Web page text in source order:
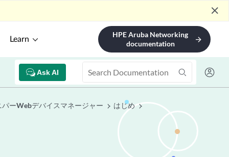
close
Learn
HPE Aruba Networking
documentation
arrow_forward
Ask AI
パーWebデバイスマネージャー はじめ